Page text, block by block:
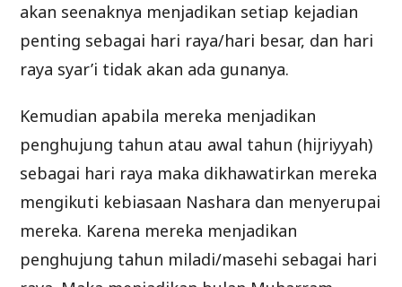
akan seenaknya menjadikan setiap kejadian
penting sebagai hari raya/hari besar, dan hari
raya syar’i tidak akan ada gunanya.
Kemudian apabila mereka menjadikan
penghujung tahun atau awal tahun (hijriyyah)
sebagai hari raya maka dikhawatirkan mereka
mengikuti kebiasaan Nashara dan menyerupai
mereka. Karena mereka menjadikan
penghujung tahun miladi/masehi sebagai hari